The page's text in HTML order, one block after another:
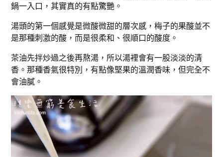
鍋一入口，其實真的有點驚艷。
湯頭的第一個感覺是微酸微甜的層次感，梅子的果酸並不
是那種刺激的酸，而是很柔和、很順口的酸度。
茶油先拌炒過之後再熬湯，所以湯裡會有一股淡淡的清
香。那種香氣很特別，有點像堅果的溫潤香味，但完全不
會油膩。